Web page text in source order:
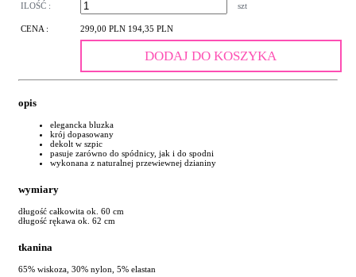
ILOŚĆ : szt
CENA : 299,00 PLN 194,35 PLN
DODAJ DO KOSZYKA
opis
elegancka bluzka
krój dopasowany
dekolt w szpic
pasuje zarówno do spódnicy, jak i do spodni
wykonana z naturalnej przewiewnej dzianiny
wymiary
długość całkowita ok. 60 cm
długość rękawa ok. 62 cm
tkanina
65% wiskoza, 30% nylon, 5% elastan